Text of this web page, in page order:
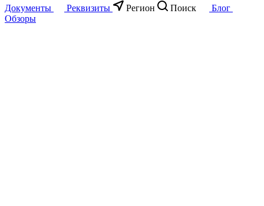
Документы
Реквизиты Регион Поиск
Блог
Обзоры